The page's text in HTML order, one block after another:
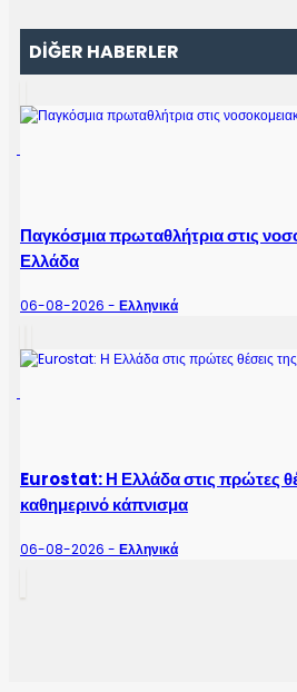
DİĞER HABERLER
Παγκόσμια πρωταθλήτρια στις
Ελλάδα
06-08-2026 - Ελληνικά
Eurostat: Η Ελλάδα στις πρώτες
καθημερινό κάπνισμα
06-08-2026 - Ελληνικά